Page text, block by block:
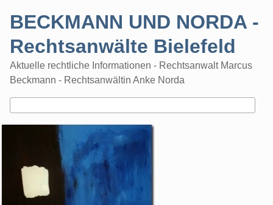
BECKMANN UND NORDA -
Rechtsanwälte Bielefeld
Aktuelle rechtliche Informationen - Rechtsanwalt Marcus
Beckmann - Rechtsanwältin Anke Norda